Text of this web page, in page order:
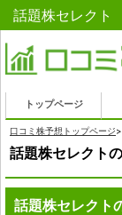
話題株セレクト
トップページ
口コミ株予想トップページ>
話題株セレクト
話題株セレクト